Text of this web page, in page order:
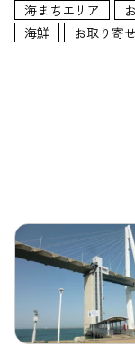
海まちエリア
海鮮
お取り寄せ